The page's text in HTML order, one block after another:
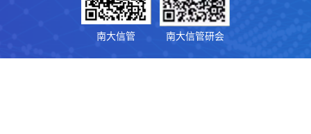
南大信管 南大信管研会